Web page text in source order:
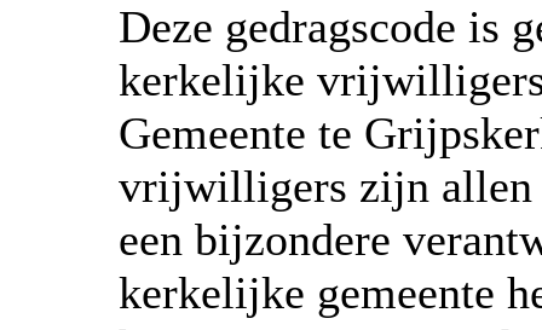
Deze gedragscode is
kerkelijke vrijwilligers
Gemeente te
vrijwilligers zijn allen
een bijzondere
kerkelijke gemeente